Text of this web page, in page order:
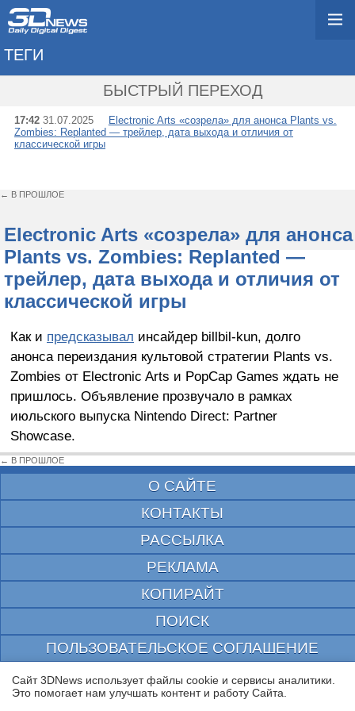
ТЕГИ
БЫСТРЫЙ ПЕРЕХОД
17:42 31.07.2025
Electronic Arts «созрела» для анонса Plants vs.
Zombies: Replanted — трейлер, дата выхода и отличия от
классической игры
← В ПРОШЛОЕ
Electronic Arts «созрела» для анонса
Plants vs. Zombies: Replanted —
трейлер, дата выхода и отличия от
классической игры
Как и предсказывал инсайдер billbil-kun, долго
анонса переиздания культовой стратегии Plants vs.
Zombies от Electronic Arts и PopCap Games ждать не
пришлось. Объявление прозвучало в рамках
июльского выпуска Nintendo Direct: Partner
Showcase.
← В ПРОШЛОЕ
О САЙТЕ
КОНТАКТЫ
РАССЫЛКА
РЕКЛАМА
КОПИРАЙТ
ПОИСК
ПОЛЬЗОВАТЕЛЬСКОЕ СОГЛАШЕНИЕ
ЗАЩИЩЕНО CURATOR
© 1997—2026 Электронное периодическое издание "3ДНьюс" | Свидетельство о
Сайт 3DNews использует файлы cookie и сервисы аналитики.
Это помогает нам улучшать контент и работу Cайта.